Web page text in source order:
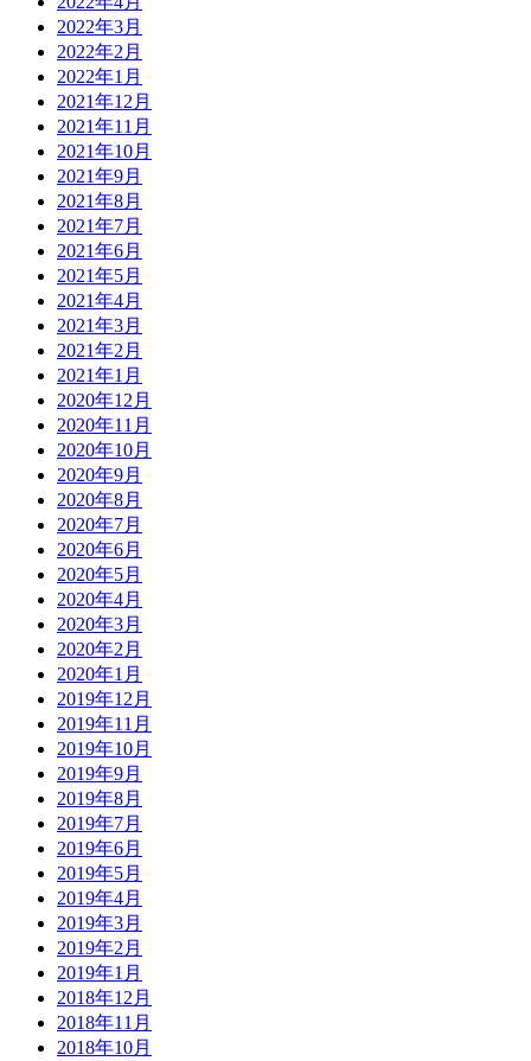
2022年3月
2022年2月
2022年1月
2021年12月
2021年11月
2021年10月
2021年9月
2021年8月
2021年7月
2021年6月
2021年5月
2021年4月
2021年3月
2021年2月
2021年1月
2020年12月
2020年11月
2020年10月
2020年9月
2020年8月
2020年7月
2020年6月
2020年5月
2020年4月
2020年3月
2020年2月
2020年1月
2019年12月
2019年11月
2019年10月
2019年9月
2019年8月
2019年7月
2019年6月
2019年5月
2019年4月
2019年3月
2019年2月
2019年1月
2018年12月
2018年11月
2018年10月